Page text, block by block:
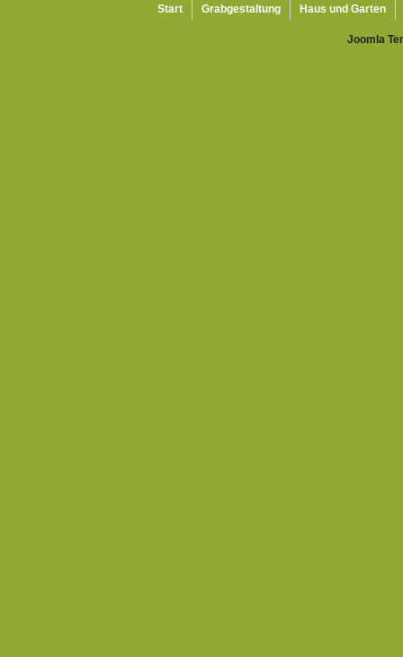
Start Grabgestaltung Haus und Garten
Joomla